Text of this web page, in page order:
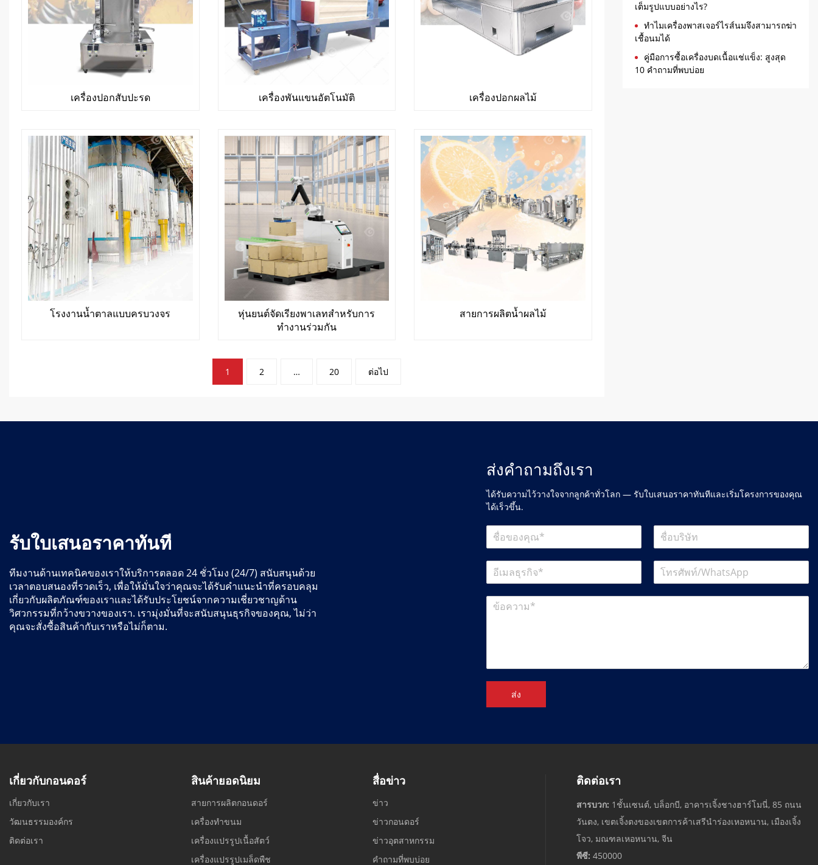
เครื่องปอกสับปะรด เครื่องพันแขนอัตโนมัติ เครื่องปอกผลไม้
โรงงานน้ำตาลแบบครบวงจร
หุ่นยนต์จัดเรียงพาเลทสำหรับการ
ทำงานร่วมกัน
สายการผลิตน้ำผลไม้
1 2 … 20 ต่อไป
เต็มรูปแบบอย่างไร?
ทำไมเครื่องพาสเจอร์ไรส์นมจึงสามารถฆ่า
เชื้อนมได้
คู่มือการซื้อเครื่องบดเนื้อแช่แข็ง: สูงสุด
10 คำถามที่พบบ่อย
รับใบเสนอราคาทันที
ทีมงานด้านเทคนิคของเราให้บริการตลอด 24 ชั่วโมง (24/7) สนับสนุนด้วย
เวลาตอบสนองที่รวดเร็ว, เพื่อให้มั่นใจว่าคุณจะได้รับคำแนะนำที่ครอบคลุม
เกี่ยวกับผลิตภัณฑ์ของเราและได้รับประโยชน์จากความเชี่ยวชาญด้าน
วิศวกรรมที่กว้างขวางของเรา. เรามุ่งมั่นที่จะสนับสนุนธุรกิจของคุณ, ไม่ว่า
คุณจะสั่งซื้อสินค้ากับเราหรือไม่ก็ตาม.
ส่งคำถามถึงเรา
ได้รับความไว้วางใจจากลูกค้าทั่วโลก — รับใบเสนอราคาทันทีและเริ่มโครงการของคุณ
ได้เร็วขึ้น.
ส่ง
เกี่ยวกับกอนดอร์
เกี่ยวกับเรา
วัฒนธรรมองค์กร
ติดต่อเรา
สินค้ายอดนิยม
สายการผลิตกอนดอร์
เครื่องทำขนม
เครื่องแปรรูปเนื้อสัตว์
เครื่องแปรรูปเมล็ดพืช
สื่อข่าว
ข่าว
ข่าวกอนดอร์
ข่าวอุตสาหกรรม
คำถามที่พบบ่อย
ติดต่อเรา
สารบวก: 1ชั้นเซนต์, บล็อกบี, อาคารเจิ้งชางฮาร์โมนี่, 85 ถนน
วันตง, เขตเจิ้งตงของเขตการค้าเสรีนำร่องเหอหนาน, เมืองเจิ้ง
โจว, มณฑลเหอหนาน, จีน
พีซี: 450000